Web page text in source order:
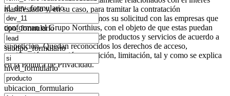
manifestado y, en su caso, para tramitar la contratación
correspondiente. Compartiremos su solicitud con las empresas que
conforman elGrupo Northius, con el objeto de que estas puedan
hacerle llegar la mejor oferta de productos y servicios de acuerdo a
su petición. Quedan reconocidos los derechos de acceso,
rectificación, supresión, oposición, limitación, tal y como se explica
en laPolítica de Privacidad.
id_dev_formulario
tipo_formulario
subtipo_formulario
nivel_formulario
ubicacion_formulario